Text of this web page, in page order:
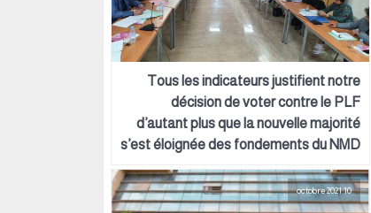
Tous les indicateurs justifient notre
décision de voter contre le PLF
d’autant plus que la nouvelle majorité
s’est éloignée des fondements du NMD
10 octobre 2021